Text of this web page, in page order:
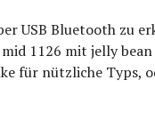
USB Bluetooth zu
mid 1126 mit jelly
für nützliche Typs,